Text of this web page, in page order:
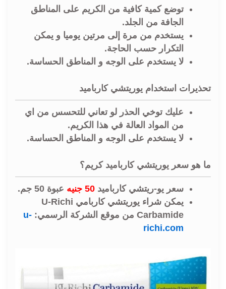
توضع كمية كافية من الكريم على المناطق
الجافة من الجلد.
يستخدم من مرة إلى مرتين يوميا و يمكن
التكرار حسب الحاجة.
لا يستخدم على الوجه و المناطق الحساسة.
تحذيرات استخدام يوريتشي كارباميد
عليك توخي الحذر لو تعاني للتحسس من اي
من المواد العالة في هذا الكريم.
لا يستخدم على الوجه و المناطق الحساسة.
ما هو سعر يوريتشي كارباميد كريم؟
سعر يو-ريتشي كارباميد 50 جنيه
عبوة 50 جم.
يمكن شراء يوريتشي كاربامي U-Richi
Carbamide من موقع الشركة الرسمي:
u-
richi.com